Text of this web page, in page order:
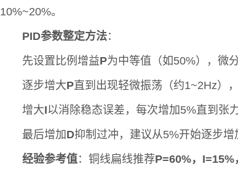
10%~20%。
PID参数整定方法：
先设置比例增益P为中等值（如50%），微
逐步增大P直到出现轻微振荡（约1~2Hz）
增大I以消除稳态误差，每次增加5%直到张
最后增加 D抑制过冲，建议从5%开始逐步增
经验参考值：铜线扁线推荐P=60%，I=15%